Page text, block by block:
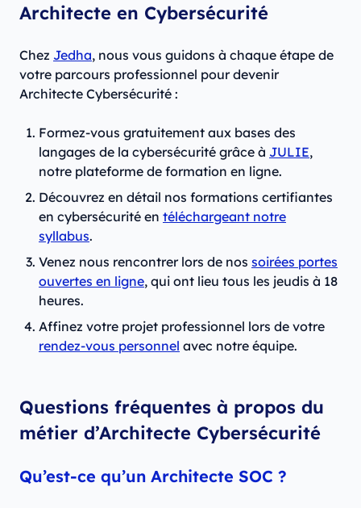
Architecte en Cybersécurité
Chez Jedha, nous vous guidons à chaque étape de
votre parcours professionnel pour devenir
Architecte Cybersécurité :
Formez-vous gratuitement aux bases des
langages de la cybersécurité grâce à JULIE,
notre plateforme de formation en ligne.
Découvrez en détail nos formations certifiantes
en cybersécurité en téléchargeant notre
syllabus.
Venez nous rencontrer lors de nos soirées portes
ouvertes en ligne, qui ont lieu tous les jeudis à 18
heures.
Affinez votre projet professionnel lors de votre
rendez-vous personnel avec notre équipe.
Questions fréquentes à propos du
métier d’Architecte Cybersécurité
Qu’est-ce qu’un Architecte SOC ?